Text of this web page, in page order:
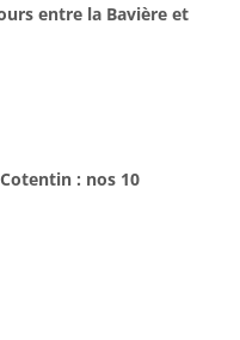
entre la Bavière et
: nos 10